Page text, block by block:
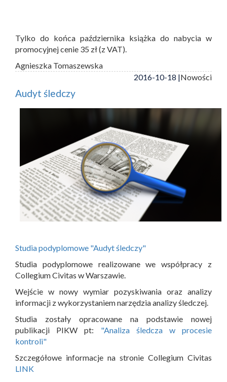
Tylko do końca października książka do nabycia w
promocyjnej cenie 35 zł (z VAT).
Agnieszka Tomaszewska
2016-10-18 |Nowości
Audyt śledczy
Studia podyplomowe "Audyt śledczy"
Studia podyplomowe realizowane we współpracy z
Collegium Civitas w Warszawie.
Wejście w nowy wymiar pozyskiwania oraz analizy
informacji z wykorzystaniem narzędzia analizy śledczej.
Studia zostały opracowane na podstawie nowej
publikacji PIKW pt: "Analiza śledcza w procesie
kontroli"
Szczegółowe informacje na stronie Collegium Civitas
LINK